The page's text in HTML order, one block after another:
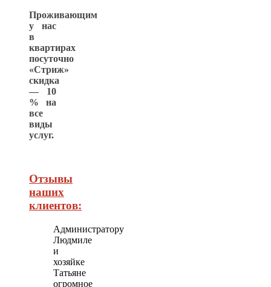
Проживающим
у нас
в
квартирах
посуточно
«Стриж»
скидка
— 10
% на
все
виды
услуг.
Отзывы
наших
клиентов:
Администратору
Людмиле
и
хозяйке
Татьяне
огромное